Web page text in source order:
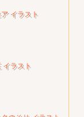
イラスト
イラスト